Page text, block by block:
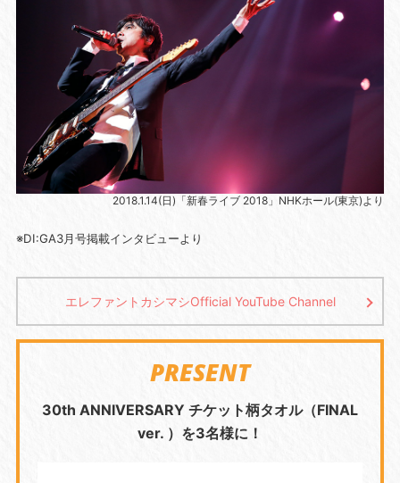
2018.1.14(日)「新春ライブ 2018」NHKホール(東京)より
※DI:GA3月号掲載インタビューより
エレファントカシマシOfficial YouTube Channel
PRESENT
30th ANNIVERSARY チケット柄タオル（FINAL
ver. ）を3名様に！